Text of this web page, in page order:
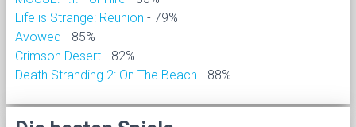
Life is Strange: Reunion - 79%
Avowed - 85%
Crimson Desert - 82%
Death Stranding 2: On The Beach - 88%